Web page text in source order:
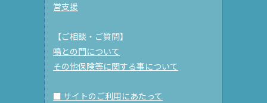
営支援
【ご相談・ご質問】
鳴との門について
その他保険等に関する事について
■ サイトのご利用にあたって